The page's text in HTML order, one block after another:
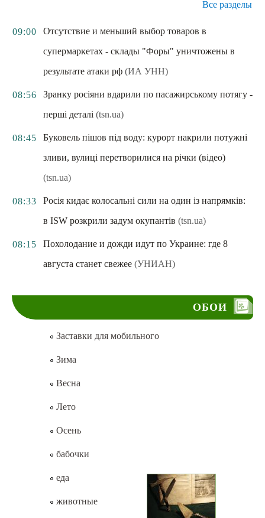
Все разделы
09:00
Отсутствие и меньший выбор товаров в
супермаркетах - склады "Форы" уничтожены в
результате атаки рф (ИА УНН)
08:56
Зранку росіяни вдарили по пасажирському потягу -
перші деталі (tsn.ua)
08:45
Буковель пішов під воду: курорт накрили потужні
зливи, вулиці перетворилися на річки (відео)
(tsn.ua)
08:33
Росія кидає колосальні сили на один із напрямків:
в ISW розкрили задум окупантів (tsn.ua)
08:15
Похолодание и дожди идут по Украине: где 8
августа станет свежее (УНИАН)
ОБОИ
Заставки для мобильного
Зима
Весна
Лето
Осень
бабочки
еда
животные